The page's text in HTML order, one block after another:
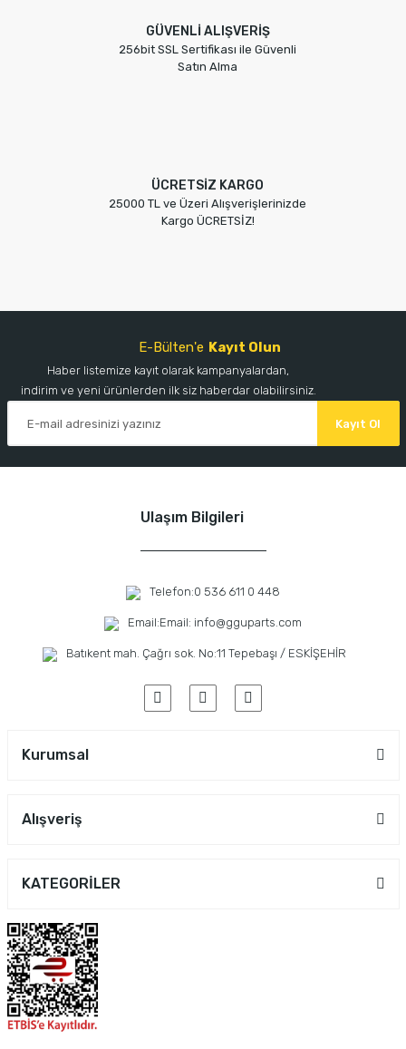
GÜVENLİ ALIŞVERİŞ
256bit SSL Sertifikası ile Güvenli
Satın Alma
ÜCRETSİZ KARGO
25000 TL ve Üzeri Alışverişlerinizde
Kargo ÜCRETSİZ!
E-Bülten'e Kayıt Olun
Haber listemize kayıt olarak kampanyalardan,
indirim ve yeni ürünlerden ilk siz haberdar olabilirsiniz.
Kayıt Ol
Ulaşım Bilgileri
Telefon:0 536 611 0 448
Email:Email: info@gguparts.com
Batıkent mah. Çağrı sok. No:11 Tepebaşı / ESKİŞEHİR
Kurumsal
Alışveriş
KATEGORİLER